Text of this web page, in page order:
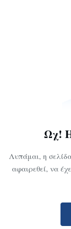
Ωχ!
Λυπάμαι, η
αφαιρεθεί, να